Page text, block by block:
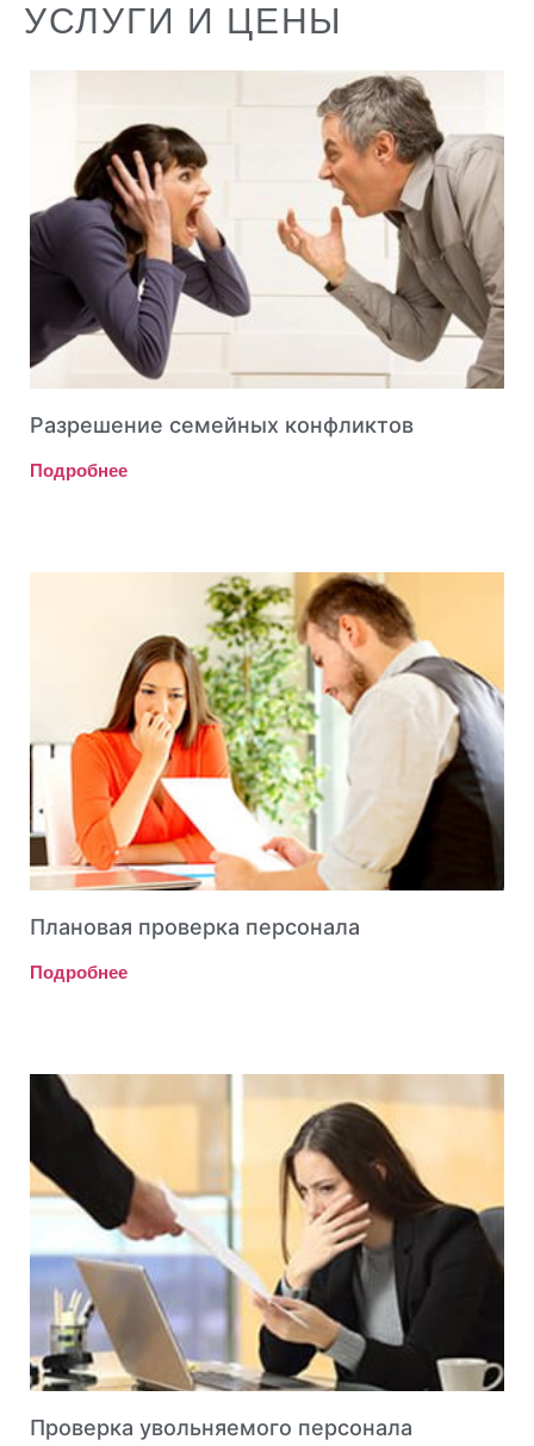
УСЛУГИ И ЦЕНЫ
Разрешение семейных конфликтов
Подробнее
Плановая проверка персонала
Подробнее
Проверка увольняемого персонала